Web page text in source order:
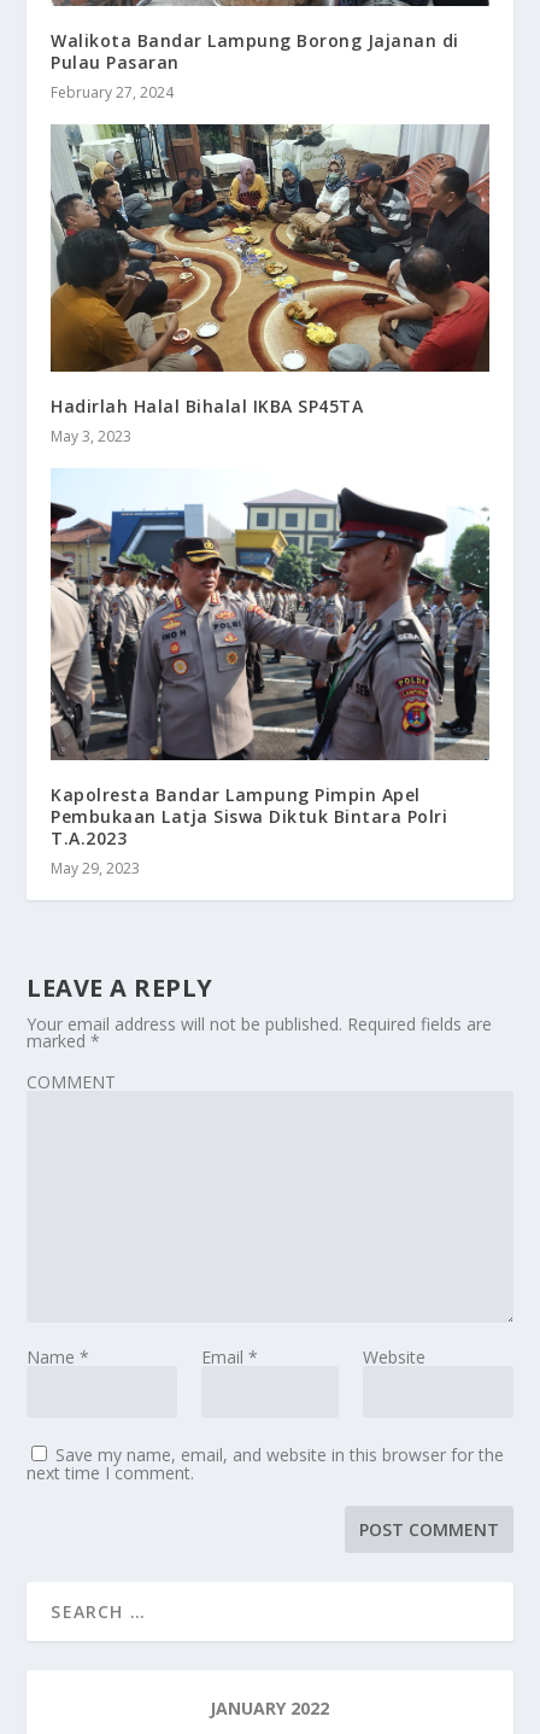
Walikota Bandar Lampung Borong Jajanan di
Pulau Pasaran
February 27, 2024
Hadirlah Halal Bihalal IKBA SP45TA
May 3, 2023
Kapolresta Bandar Lampung Pimpin Apel
Pembukaan Latja Siswa Diktuk Bintara Polri
T.A.2023
May 29, 2023
LEAVE A REPLY
Your email address will not be published. Required fields are
marked*
COMMENT
Name* Email * Website
Save my name, email, and website in this browser for the
next time I comment.
JANUARY 2022